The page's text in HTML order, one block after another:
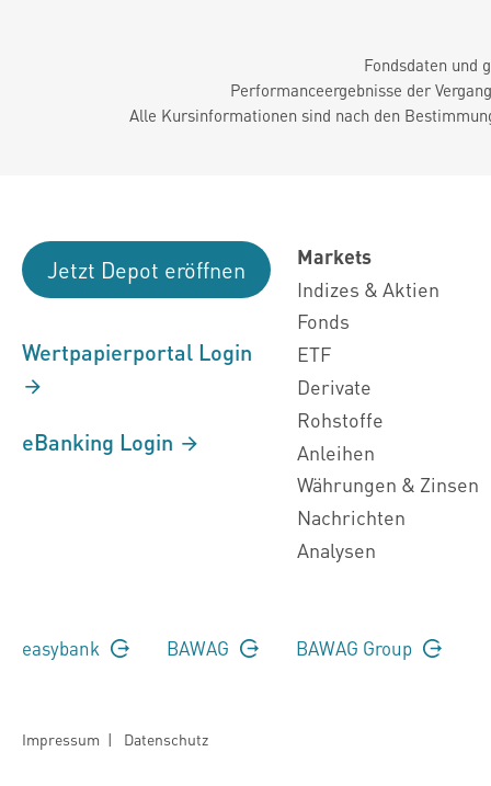
Fondsdaten und
Performanceergebnisse der
Alle Kursinformationen sind nach den
Jetzt Depot eröffnen
Wertpapierportal Login
eBanking Login
Markets
Indizes & Aktien
Fonds
ETF
Derivate
Rohstoffe
Anleihen
Währungen & Zinsen
Nachrichten
Analysen
easybank BAWAG BAWAG Group
Impressum | Datenschutz